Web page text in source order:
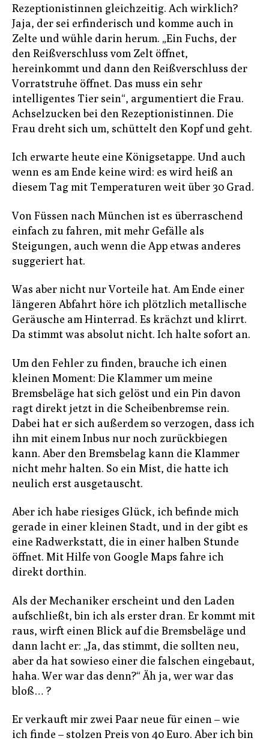
Rezeptionistinnen gleichzeitig. Ach wirklich?
Jaja, der sei erfinderisch und komme auch in
Zelte und wühle darin herum. „Ein Fuchs, der
den Reißverschluss vom Zelt öffnet,
hereinkommt und dann den Reißverschluss der
Vorratstruhe öffnet. Das muss ein sehr
intelligentes Tier sein“, argumentiert die Frau.
Achselzucken bei den Rezeptionistinnen. Die
Frau dreht sich um, schüttelt den Kopf und geht.
Ich erwarte heute eine Königsetappe. Und auch
wenn es am Ende keine wird: es wird heiß an
diesem Tag mit Temperaturen weit über 30 Grad.
Von Füssen nach München ist es überraschend
einfach zu fahren, mit mehr Gefälle als
Steigungen, auch wenn die App etwas anderes
suggeriert hat.
Was aber nicht nur Vorteile hat. Am Ende einer
längeren Abfahrt höre ich plötzlich metallische
Geräusche am Hinterrad. Es krächzt und klirrt.
Da stimmt was absolut nicht. Ich halte sofort an.
Um den Fehler zu finden, brauche ich einen
kleinen Moment: Die Klammer um meine
Bremsbeläge hat sich gelöst und ein Pin davon
ragt direkt jetzt in die Scheibenbremse rein.
Dabei hat er sich außerdem so verzogen, dass ich
ihn mit einem Inbus nur noch zurückbiegen
kann. Aber den Bremsbelag kann die Klammer
nicht mehr halten. So ein Mist, die hatte ich
neulich erst ausgetauscht.
Aber ich habe riesiges Glück, ich befinde mich
gerade in einer kleinen Stadt, und in der gibt es
eine Radwerkstatt, die in einer halben Stunde
öffnet. Mit Hilfe von Google Maps fahre ich
direkt dorthin.
Als der Mechaniker erscheint und den Laden
aufschließt, bin ich als erster dran. Er kommt mit
raus, wirft einen Blick auf die Bremsbeläge und
dann lacht er: „Ja, das stimmt, die sollten neu,
aber da hat sowieso einer die falschen eingebaut,
haha. Wer war das denn?“ Äh ja, wer war das
bloß… ?
Er verkauft mir zwei Paar neue für einen – wie
ich finde – stolzen Preis von 40 Euro. Aber ich bin